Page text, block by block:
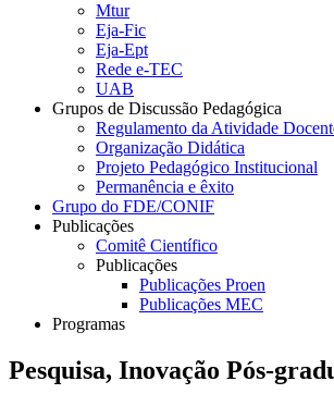
Mtur
Eja-Fic
Eja-Ept
Rede e-TEC
UAB
Grupos de Discussão Pedagógica
Regulamento da Atividade
Organização Didática
Projeto Pedagógico Institucional
Permanência e êxito
Grupo do FDE/CONIF
Publicações
Comitê Científico
Publicações
Publicações Proen
Publicações MEC
Programas
Pesquisa, Inovação Pós-